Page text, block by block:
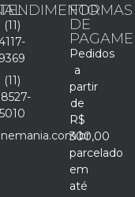
(11)
9369
(11)
5010
FORMAS
DE
Pedidos
a
partir
de
R$
300,00
parcelado
em
até